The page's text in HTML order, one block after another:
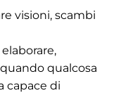
visioni, scambi
qualcosa
capace di